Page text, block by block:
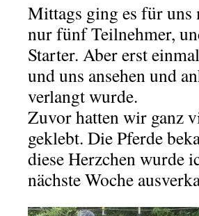
Mittags ging es für uns
nur fünf Teilnehmer,
Starter. Aber erst
und uns ansehen und
verlangt wurde.
Zuvor hatten wir ganz
geklebt. Die Pferde
diese Herzchen wurde
nächste Woche